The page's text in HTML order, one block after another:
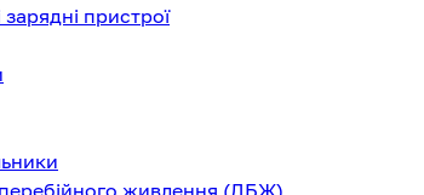
пристрої
живлення (ДБЖ)